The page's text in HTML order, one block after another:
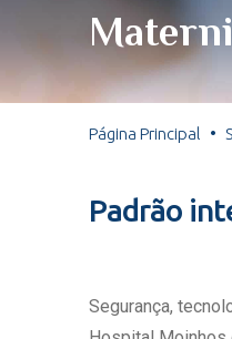
Núcleos e
Exames
Fale com o Moinhos
Seu Médico
Página Principal
Padrão
Segurança,